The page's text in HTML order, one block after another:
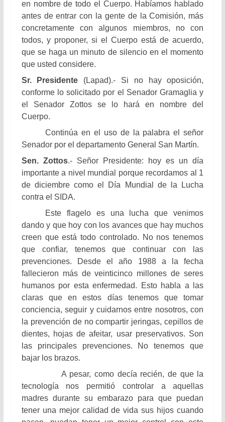
en nombre de todo el Cuerpo. Habíamos hablado
antes de entrar con la gente de la Comisión, más
concretamente con algunos miembros, no con
todos, y proponer, si el Cuerpo está de acuerdo,
que se haga un minuto de silencio en el momento
que usted considere.
Sr. Presidente (Lapad).- Si no hay oposición,
conforme lo solicitado por el Senador Gramaglia y
el Senador Zottos se lo hará en nombre del
Cuerpo.
Continúa en el uso de la palabra el señor
Senador por el departamento General San Martín.
Sen. Zottos.- Señor Presidente: hoy es un día
importante a nivel mundial porque recordamos al 1
de diciembre como el Día Mundial de la Lucha
contra el SIDA.
Este flagelo es una lucha que venimos
dando y que hoy con los avances que hay muchos
creen que está todo controlado. No nos tenemos
que confiar, tenemos que continuar con las
prevenciones. Desde el año 1988 a la fecha
fallecieron más de veinticinco millones de seres
humanos por esta enfermedad. Esto habla a las
claras que en estos días tenemos que tomar
conciencia, seguir y cuidarnos entre nosotros, con
la prevención de no compartir jeringas, cepillos de
dientes, hojas de afeitar, usar preservativos. Son
las principales prevenciones. No tenemos que
bajar los brazos.
A pesar, como decía recién, de que la
tecnología nos permitió controlar a aquellas
madres durante su embarazo para que puedan
tener una mejor calidad de vida sus hijos cuando